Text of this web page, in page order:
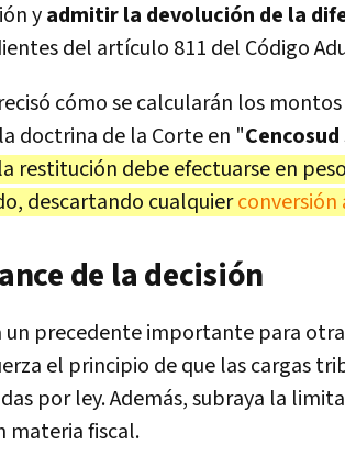
yadmitir la devolución de la
del artículo 811 del Código
cómo se calcularán los
doctrina de la Corte en "Cencosud
restitución debe efectuarse en
descartando cualquierconversión
de la decisión
precedente importante para
el principio de que las cargas
por ley. Además, subraya la
materia fiscal.